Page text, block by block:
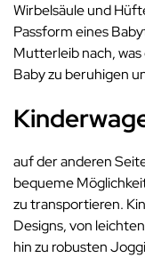
Wirbelsäule und
Passform eines
Mutterleib nach,
Baby zu beruhigen
auf der anderen
bequeme
zu transportieren.
Designs, von
hin zu robusten